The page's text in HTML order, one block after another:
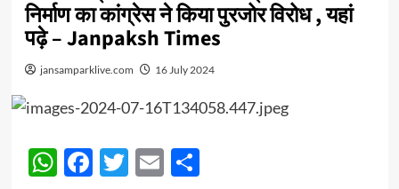
निर्माण का कांग्रेस ने किया पुरजोर विरोध , यहां
पढ़े – Janpaksh Times
jansamparklive.com 16 July 2024
WhatsApp
Facebook
Twitter
EmailShare